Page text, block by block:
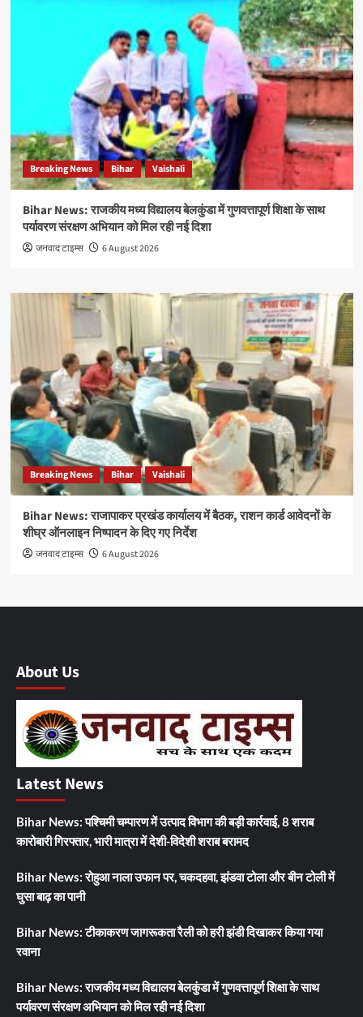
Breaking News Bihar Vaishali
Bihar News: राजकीय मध्य विद्यालय बेलकुंडा में गुणवत्तापूर्ण शिक्षा के साथ
पर्यावरण संरक्षण अभियान को मिल रही नई दिशा
जनवाद टाइम्स 6 August 2026
Breaking News Bihar Vaishali
Bihar News: राजापाकर प्रखंड कार्यालय में बैठक, राशन कार्ड आवेदनों के
शीघ्र ऑनलाइन निष्पादन के दिए गए निर्देश
जनवाद टाइम्स 6 August 2026
About Us
Latest News
Bihar News: पश्चिमी चम्पारण में उत्पाद विभाग की बड़ी कार्रवाई, 8 शराब
कारोबारी गिरफ्तार, भारी मात्रा में देशी-विदेशी शराब बरामद
Bihar News: रोहुआ नाला उफान पर, चकदहवा, झंडवा टोला और बीन टोली में
घुसा बाढ़ का पानी
Bihar News: टीकाकरण जागरूकता रैली को हरी झंडी दिखाकर किया गया
रवाना
Bihar News: राजकीय मध्य विद्यालय बेलकुंडा में गुणवत्तापूर्ण शिक्षा के साथ
पर्यावरण संरक्षण अभियान को मिल रही नई दिशा